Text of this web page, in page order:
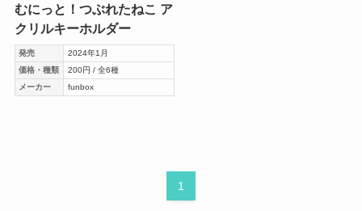
むにっと！つぶれたねこ ア
クリルキーホルダー
発売
2024年1月
価格・種類
200円 / 全6種
メーカー
funbox
1